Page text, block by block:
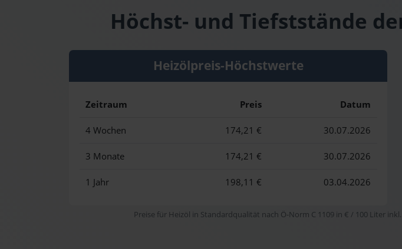
Höchst- und Tiefststände
Heizölpreis-Höchstwerte
Zeitraum Preis Datum
4 Wochen 174,21 € 30.07.2026
3 Monate 174,21 € 30.07.2026
1 Jahr 198,11 € 03.04.2026
Preise für Heizöl in Standardqualität nach Ö-Norm C 1109 in € / 100 Liter